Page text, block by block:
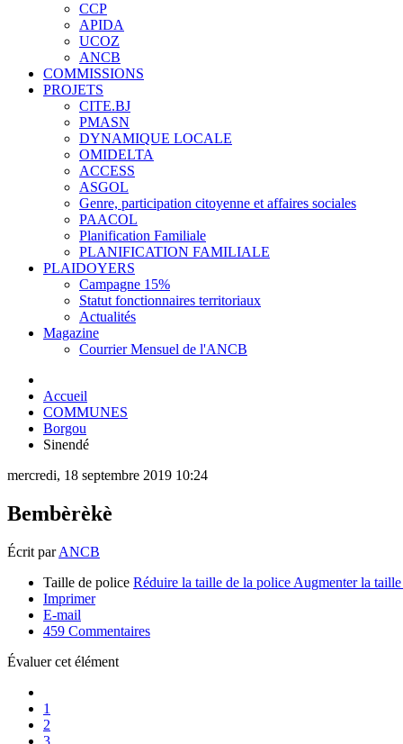
CCP
APIDA
UCOZ
ANCB
COMMISSIONS
PROJETS
CITE.BJ
PMASN
DYNAMIQUE LOCALE
OMIDELTA
ACCESS
ASGOL
Genre, participation citoyenne et affaires sociales
PAACOL
Planification Familiale
PLANIFICATION FAMILIALE
PLAIDOYERS
Campagne 15%
Statut fonctionnaires territoriaux
Actualités
Magazine
Courrier Mensuel de l'ANCB
Accueil
COMMUNES
Borgou
Sinendé
mercredi, 18 septembre 2019 10:24
Bembèrèkè
Écrit parANCB
Taille de police Réduire la taille de la police Augmenter la
Imprimer
E-mail
459 Commentaires
Évaluer cet élément
1
2
3